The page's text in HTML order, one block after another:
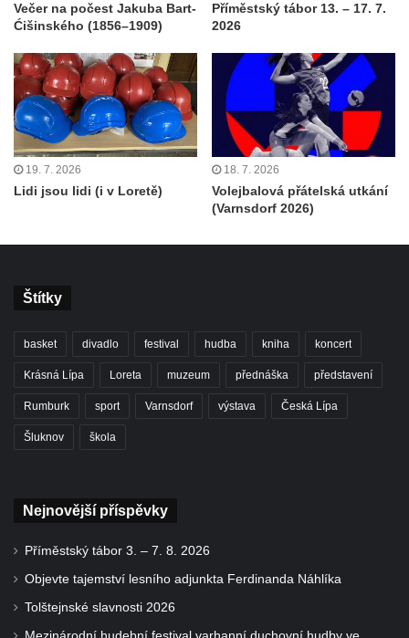
Večer na počest Jakuba Bart-
Ćišinského (1856–1909)
Příměstský tábor 13. – 17. 7.
2026
19. 7. 2026
Lidi jsou lidi (i v Loretě)
18. 7. 2026
Volejbalová přátelská utkání
(Varnsdorf 2026)
Štítky
basket divadlo festival hudba kniha koncert
Krásná Lípa Loreta muzeum přednáška představení
Rumburk sport Varnsdorf výstava Česká Lípa
Šluknov škola
Nejnovější příspěvky
Příměstský tábor 3. – 7. 8. 2026
Objevte tajemství lesního adjunkta Ferdinanda Náhlíka
Tolštejnské slavnosti 2026